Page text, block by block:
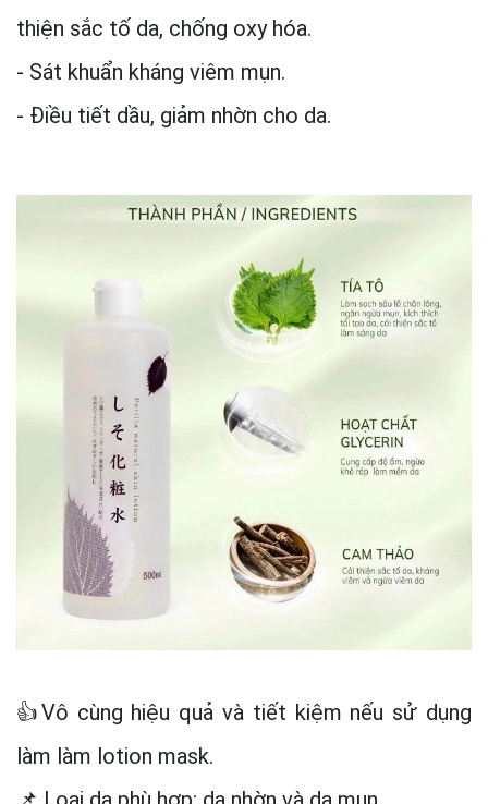
thiện sắc tố da, chống oxy hóa.
- Sát khuẩn kháng viêm mụn.
- Điều tiết dầu, giảm nhờn cho da.
👍Vô cùng hiệu quả và tiết kiệm nếu sử dụng
làm làm lotion mask.